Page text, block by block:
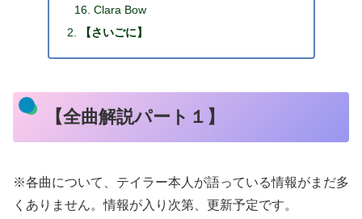
Clara Bow
【さいごに】
【全曲解説パート１】
※各曲について、テイラー本人が語っている情報がまだ多
くありません。情報が入り次第、更新予定です。